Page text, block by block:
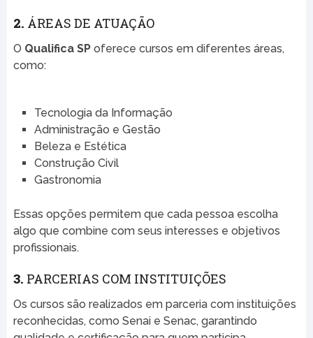
2. ÁREAS DE ATUAÇÃO
O Qualifica SPoferece cursos em diferentes áreas,
como:
Tecnologia da Informação
Administração e Gestão
Beleza e Estética
Construção Civil
Gastronomia
Essas opções permitem que cada pessoa escolha
algo que combine com seus interesses e objetivos
profissionais.
3. PARCERIAS COM INSTITUIÇÕES
Os cursos são realizados em parceria com instituições
reconhecidas, como Senai e Senac, garantindo